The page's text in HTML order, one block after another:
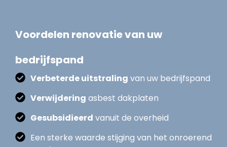
Voordelen renovatie van uw
bedrijfspand
Verbeterde uitstraling van uw bedrijfspand
Verwijdering asbest dakplaten
Gesubsidieerd vanuit de overheid
Een sterke waarde stijging van het onroerend